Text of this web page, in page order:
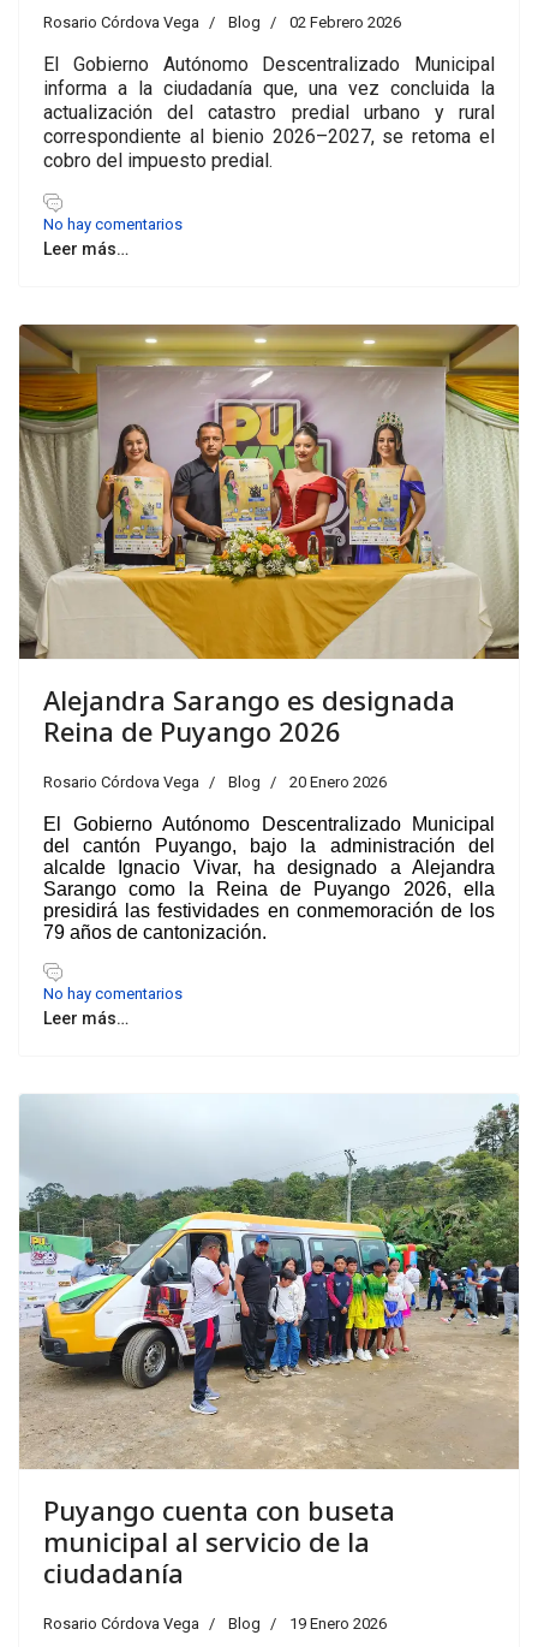
Rosario Córdova Vega Blog 02 Febrero 2026
El Gobierno Autónomo Descentralizado Municipal
informa a la ciudadanía que, una vez concluida la
actualización del catastro predial urbano y rural
correspondiente al bienio 2026–2027, se retoma el
cobro del impuesto predial.
No hay comentarios
Leer más…
Alejandra Sarango es designada
Reina de Puyango 2026
Rosario Córdova Vega Blog 20 Enero 2026
El Gobierno Autónomo Descentralizado Municipal
del cantón Puyango, bajo la administración del
alcalde Ignacio Vivar, ha designado a Alejandra
Sarango como la Reina de Puyango 2026, ella
presidirá las festividades en conmemoración de los
79 años de cantonización.
No hay comentarios
Leer más…
Puyango cuenta con buseta
municipal al servicio de la
ciudadanía
Rosario Córdova Vega Blog 19 Enero 2026